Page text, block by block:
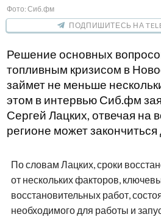
Фото: Сиб.фм
ПОДПИШИТЕСЬ НА
Решение основных
топливным кризисом в
займет не меньше
этом в интервью Сиб.фм
Сергей Лацких, отвечая на
регионе может
По словам Лацких, сроки
от нескольких факторов,
восстановительных работ,
необходимого для работы и